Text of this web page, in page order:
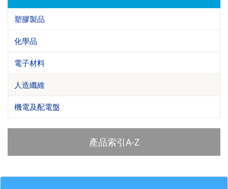
塑膠製品
化學品
電子材料
人造纖維
機電及配電盤
產品索引A-Z